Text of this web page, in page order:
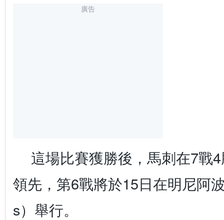
廣告
這場比賽獲勝後，馬刺在7戰
領先，第6戰將於15日在明尼阿
s）舉行。